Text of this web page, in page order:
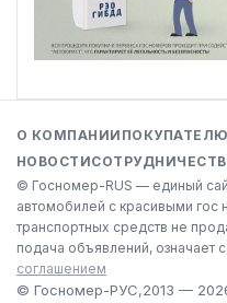
© Госномер-RUS — единый
автомобилей с красивыми
транспортных средств не
подача объявлений, означает
соглашением
О КОМПАНИИ ПОКУПАТЕЛЮ
НОВОСТИ
© Госномер-РУС,2013 —